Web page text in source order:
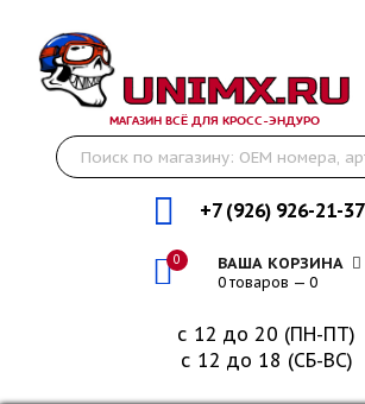
МАГАЗИН ВСЁ ДЛЯ КРОСС-ЭНДУРО
+7 (926) 926-21-37
0 ВАША КОРЗИНА
0 товаров — 0
с 12 до 20 (ПН-ПТ)
с 12 до 18 (СБ-ВС)